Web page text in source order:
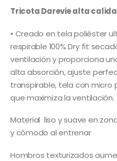
Tricota Darevie alta
• Creado en tela poliéster
respirable 100% Dry fit
ventilación y proporciona
alta absorción, ajuste
transpirable, tela con micro
que maximiza la ventilación.
Material liso y suave en
y cómodo al entrenar
Hombros texturizados